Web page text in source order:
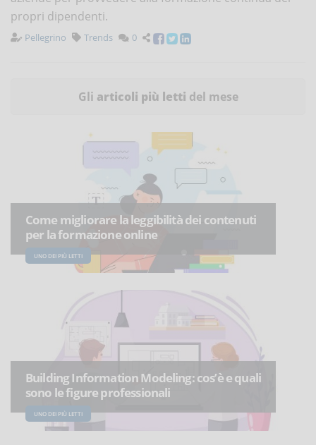
propri dipendenti.
Pellegrino Trends 0
Gli articoli più letti del mese
Come migliorare la leggibilità dei contenuti
per la formazione online
UNO DEI PIÙ LETTI
Building Information Modeling: cos’è e quali
sono le figure professionali
UNO DEI PIÙ LETTI